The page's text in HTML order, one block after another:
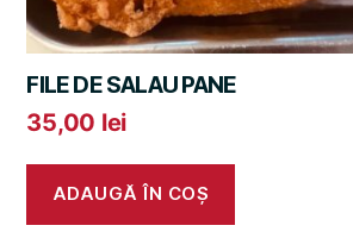
FILE DE SALAU PANE
35,00 lei
ADAUGĂ ÎN COȘ